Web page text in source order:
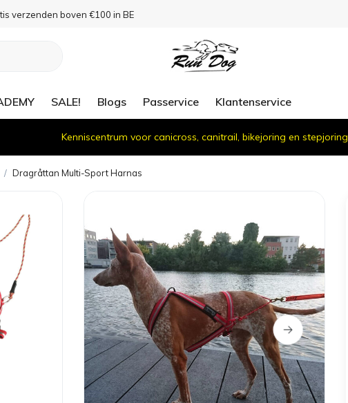
verzenden boven €100 in BE
SALE! Blogs Passervice Klantenservice
Kenniscentrum voor canicross, canitrail, bikejoring en stepjoring
Dragråttan Multi-Sport Harnas